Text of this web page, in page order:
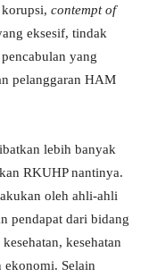
contempt of
eksesif, tindak
yang
pelanggaran HAM
lebih banyak
RKUHP nantinya.
oleh ahli-ahli
pendapat dari bidang
kesehatan
ekonomi. Selain